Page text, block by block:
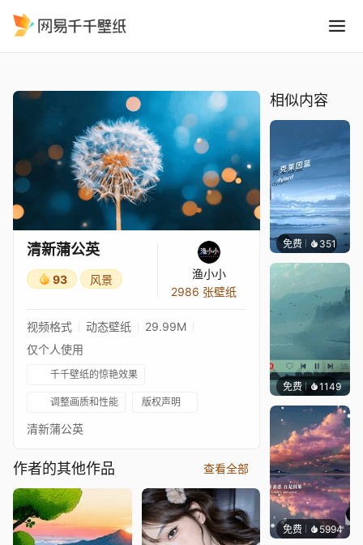
清新蒲公英
93 风景
渔小小
2986 张壁纸
视频格式 动态壁纸
29.99M
仅个人使用
千千壁纸的惊艳效果
调整画质和性能 版权声明
清新蒲公英
作者的其他作品 查看全部
相似内容
免费 351冰茶Ln
免费 1149冰茶
免费 5994冰茶